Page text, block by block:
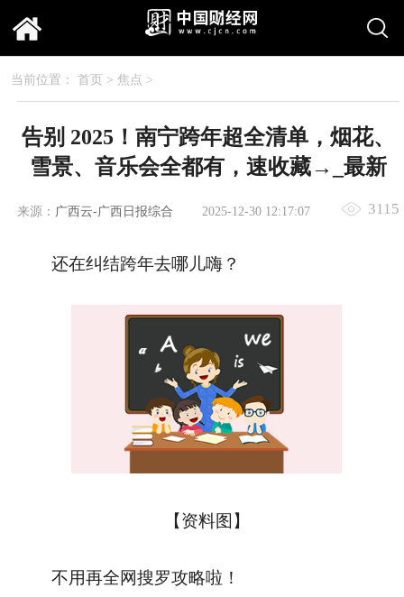
当前位置： 首页 > 焦点 >
告别 2025！南宁跨年超全清单，烟花、
雪景、音乐会全都有，速收藏→_最新
来源： 广西云-广西日报综合 2025-12-30 12:17:07 3115
还在纠结跨年去哪儿嗨？
【资料图】
不用再全网搜罗攻略啦！